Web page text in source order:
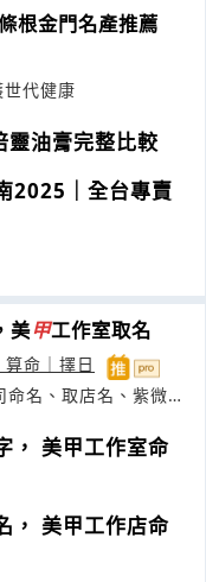
根金門名產推薦
代健康
油膏完整比較
2025｜全台專賣
美甲工作室取名
命｜擇日
名、取店名、紫微、
， 美甲工作室命
， 美甲工作店命